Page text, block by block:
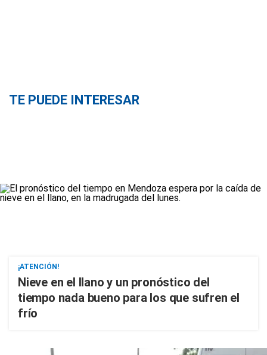
TE PUEDE INTERESAR
¡ATENCIÓN!
Nieve en el llano y un pronóstico del
tiempo nada bueno para los que sufren el
frío